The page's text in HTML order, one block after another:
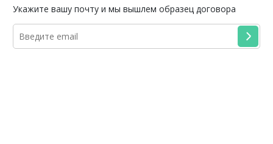
Укажите вашу почту и мы вышлем образец договора